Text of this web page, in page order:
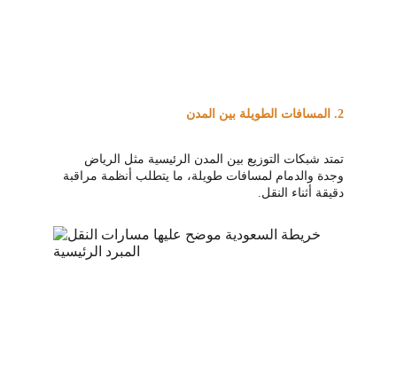
2. المسافات الطويلة بين المدن
تمتد شبكات التوزيع بين المدن الرئيسية مثل الرياض
وجدة والدمام لمسافات طويلة، ما يتطلب أنظمة مراقبة
دقيقة أثناء النقل.